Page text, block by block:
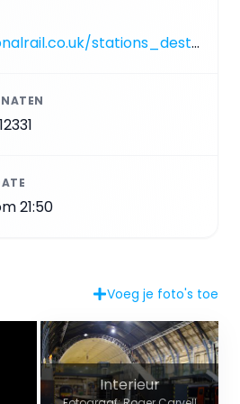
http://nationalrail.co.uk/stations_destinations/KGX.aspx
21:50
Voeg je foto's toe
Interieur